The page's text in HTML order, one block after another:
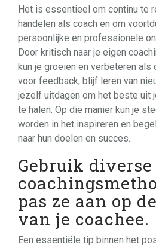
Het is essentieel om continu te
handelen als coach en om
persoonlijke en professionele
Door kritisch naar je eigen
kun je groeien en verbeteren als
voor feedback, blijf leren van
jezelf uitdagen om het beste uit
te halen. Op die manier kun je
worden in het inspireren en
naar hun doelen en succes.
Gebruik diverse
pas ze aan op
van je coachee.
Een essentiële tip binnen het